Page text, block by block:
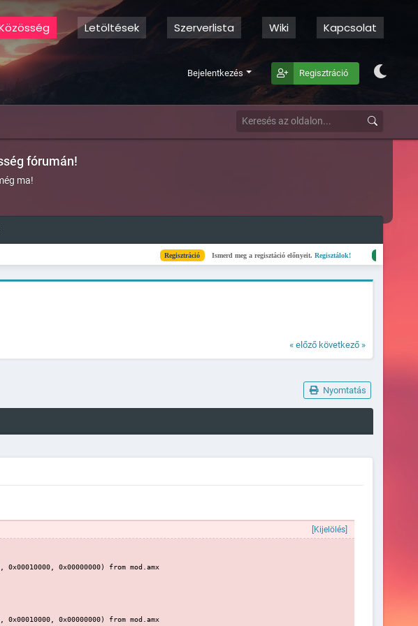
Letöltések Szerverlista Wiki Kapcsolat
Bejelentkezés Regisztráció
fórumán!
ma!
Ismerd meg a regisztáció előnyeit.Regisztálok! Kész Elkészült a
« előző következő »
Nyomtatás
[Kijelölés]
0x00000000) from mod.amx
0x00000000) from mod.amx